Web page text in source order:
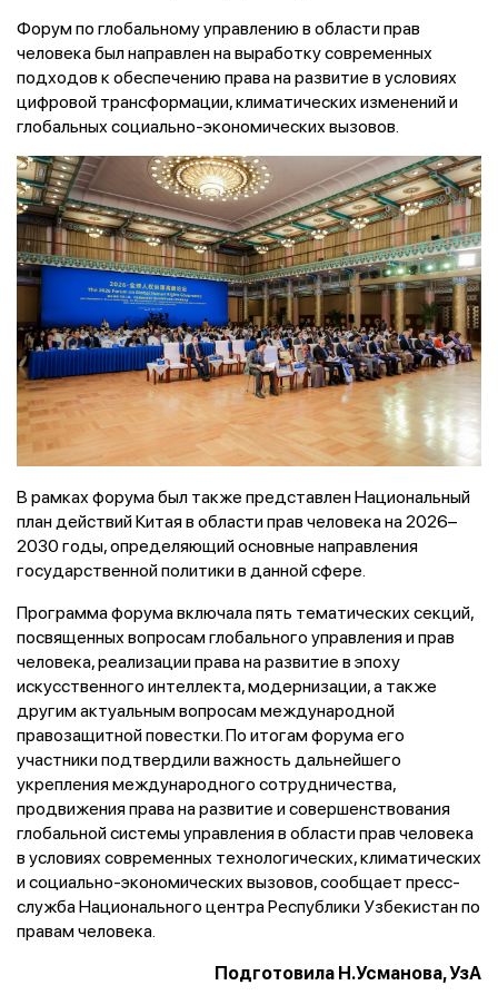
Форум по глобальному управлению в области прав
человека был направлен на выработку современных
подходов к обеспечению права на развитие в условиях
цифровой трансформации, климатических изменений и
глобальных социально-экономических вызовов.
В рамках форума был также представлен Национальный
план действий Китая в области прав человека на 2026–
2030 годы, определяющий основные направления
государственной политики в данной сфере.
Программа форума включала пять тематических секций,
посвященных вопросам глобального управления и прав
человека, реализации права на развитие в эпоху
искусственного интеллекта, модернизации, а также
другим актуальным вопросам международной
правозащитной повестки. По итогам форума его
участники подтвердили важность дальнейшего
укрепления международного сотрудничества,
продвижения права на развитие и совершенствования
глобальной системы управления в области прав человека
в условиях современных технологических, климатических
и социально-экономических вызовов, сообщает пресс-
служба Национального центра Республики Узбекистан по
правам человека.
Подготовила Н.Усманова, УзА